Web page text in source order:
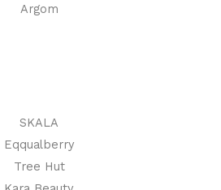
Argom
SKALA
Eqqualberry
Tree Hut